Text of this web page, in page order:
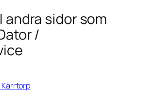
andra sidor som
/
Kärrtorp